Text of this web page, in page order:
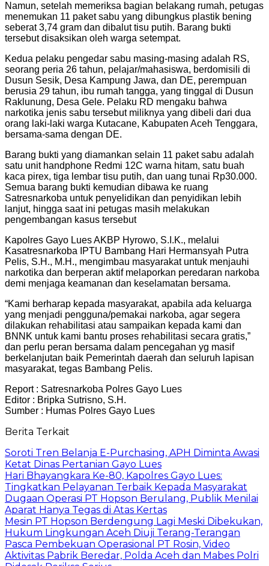
Namun, setelah memeriksa bagian belakang rumah, petugas
menemukan 11 paket sabu yang dibungkus plastik bening
seberat 3,74 gram dan dibalut tisu putih. Barang bukti
tersebut disaksikan oleh warga setempat.
Kedua pelaku pengedar sabu masing-masing adalah RS,
seorang peria 26 tahun, pelajar/mahasiswa, berdomisili di
Dusun Sesik, Desa Kampung Jawa, dan DE, perempuan
berusia 29 tahun, ibu rumah tangga, yang tinggal di Dusun
Raklunung, Desa Gele. Pelaku RD mengaku bahwa
narkotika jenis sabu tersebut miliknya yang dibeli dari dua
orang laki-laki warga Kutacane, Kabupaten Aceh Tenggara,
bersama-sama dengan DE.
Barang bukti yang diamankan selain 11 paket sabu adalah
satu unit handphone Redmi 12C warna hitam, satu buah
kaca pirex, tiga lembar tisu putih, dan uang tunai Rp30.000.
Semua barang bukti kemudian dibawa ke ruang
Satresnarkoba untuk penyelidikan dan penyidikan lebih
lanjut, hingga saat ini petugas masih melakukan
pengembangan kasus tersebut
Kapolres Gayo Lues AKBP Hyrowo, S.I.K., melalui
Kasatresnarkoba IPTU Bambang Hari Hermansyah Putra
Pelis, S.H., M.H., mengimbau masyarakat untuk menjauhi
narkotika dan berperan aktif melaporkan peredaran narkoba
demi menjaga keamanan dan keselamatan bersama.
“Kami berharap kepada masyarakat, apabila ada keluarga
yang menjadi pengguna/pemakai narkoba, agar segera
dilakukan rehabilitasi atau sampaikan kepada kami dan
BNNK untuk kami bantu proses rehabilitasi secara gratis,”
dan perlu peran bersama dalam pencegahan yg masif
berkelanjutan baik Pemerintah daerah dan seluruh lapisan
masyarakat, tegas Bambang Pelis.
Report : Satresnarkoba Polres Gayo Lues
Editor : Bripka Sutrisno, S.H.
Sumber : Humas Polres Gayo Lues
Berita Terkait
Soroti Tren Belanja E-Purchasing, APH Diminta Awasi
Ketat Dinas Pertanian Gayo Lues
Hari Bhayangkara Ke-80, Kapolres Gayo Lues:
Tingkatkan Pelayanan Terbaik Kepada Masyarakat
Dugaan Operasi PT Hopson Berulang, Publik Menilai
Aparat Hanya Tegas di Atas Kertas
Mesin PT Hopson Berdengung Lagi Meski Dibekukan,
Hukum Lingkungan Aceh Diuji Terang-Terangan
Pasca Pembekuan Operasional PT Rosin, Video
Aktivitas Pabrik Beredar, Polda Aceh dan Mabes Polri